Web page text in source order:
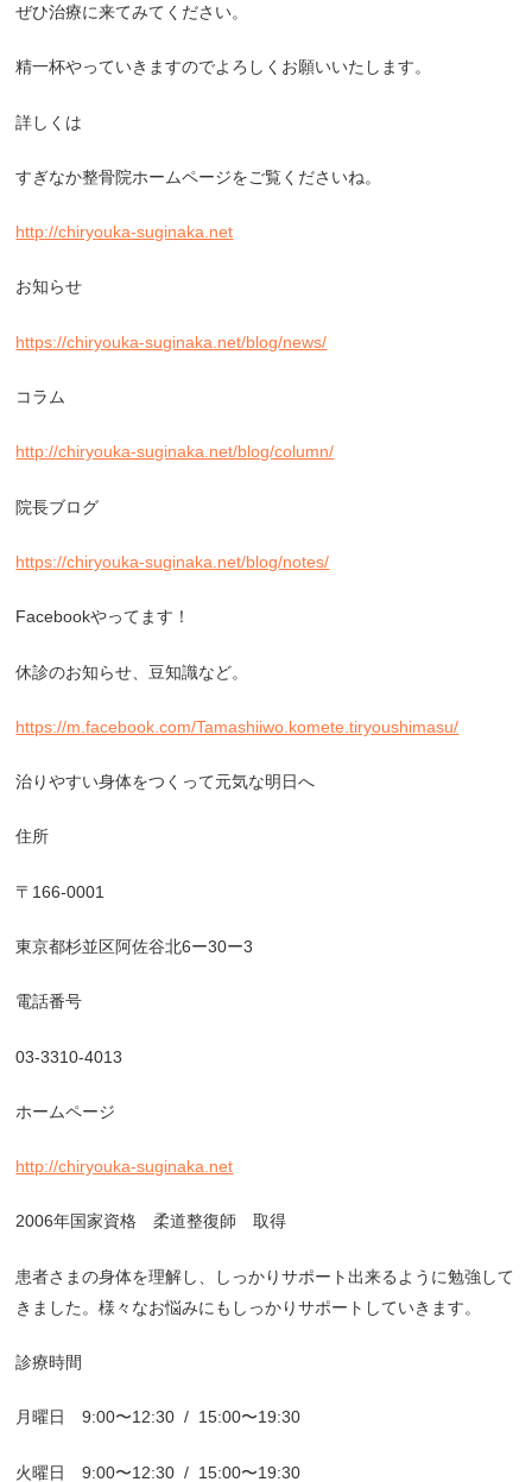
ぜひ治療に来てみてください。
精一杯やっていきますのでよろしくお願いいたします。
詳しくは
すぎなか整骨院ホームページをご覧くださいね。
http://chiryouka-suginaka.net
お知らせ
https://chiryouka-suginaka.net/blog/news/
コラム
http://chiryouka-suginaka.net/blog/column/
院長ブログ
https://chiryouka-suginaka.net/blog/notes/
Facebookやってます！
休診のお知らせ、豆知識など。
https://m.facebook.com/Tamashiiwo.komete.tiryoushimasu/
治りやすい身体をつくって元気な明日へ
住所
〒 166-0001
東京都杉並区阿佐谷北6ー30ー3
電話番号
03-3310-4013
ホームページ
http://chiryouka-suginaka.net
2006年国家資格 柔道整復師 取得
患者さまの身体を理解し、しっかりサポート出来るように勉強して
きました。様々なお悩みにもしっかりサポートしていきます。
診療時間
月曜日9:00〜12:30 / 15:00〜19:30
火曜日9:00〜12:30 / 15:00〜19:30